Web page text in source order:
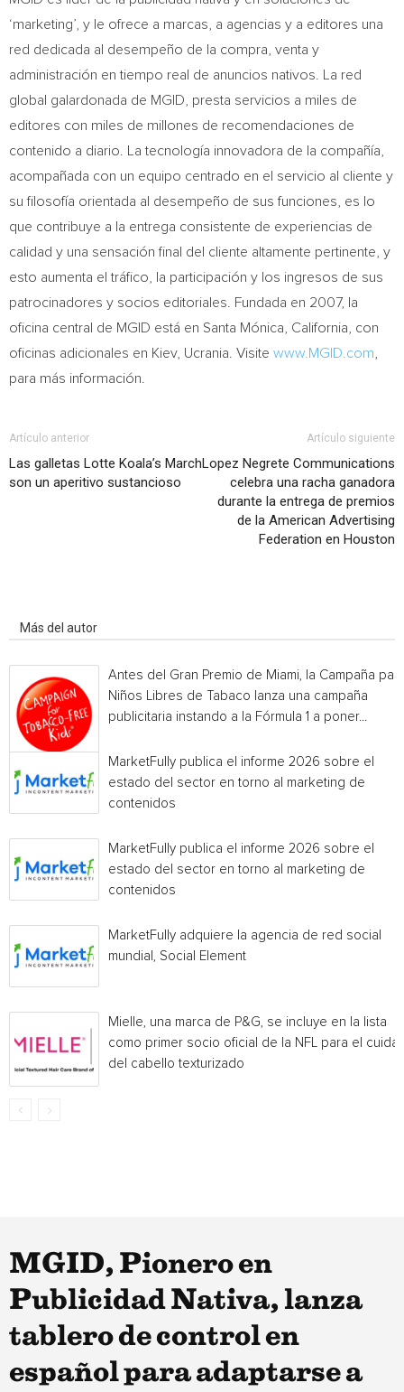
‘marketing’, y le ofrece a marcas, a agencias y a editores una
red dedicada al desempeño de la compra, venta y
administración en tiempo real de anuncios nativos. La red
global galardonada de MGID, presta servicios a miles de
editores con miles de millones de recomendaciones de
contenido a diario. La tecnología innovadora de la compañía,
acompañada con un equipo centrado en el servicio al cliente y
su filosofía orientada al desempeño de sus funciones, es lo
que contribuye a la entrega consistente de experiencias de
calidad y una sensación final del cliente altamente pertinente, y
esto aumenta el tráfico, la participación y los ingresos de sus
patrocinadores y socios editoriales. Fundada en 2007, la
oficina central de MGID está en Santa Mónica, California , con
oficinas adicionales en Kiev, Ucrania. Visite www.MGID.com
para más información.
Artículo anterior
Las galletas Lotte Koala’s March
son un aperitivo sustancioso
Artículo siguiente
Lopez Negrete Communications
celebra una racha ganadora
durante la entrega de premios
de la American Advertising
Federation en Houston
Más del autor
Antes del Gran Premio de Miami, la Campaña
Niños Libres de Tabaco lanza una campaña
publicitaria instando a la Fórmula 1 a poner...
MarketFully publica el informe 2026 sobre el
estado del sector en torno al marketing de
contenidos
MarketFully publica el informe 2026 sobre el
estado del sector en torno al marketing de
contenidos
MarketFully adquiere la agencia de red social
mundial, Social Element
Mielle, una marca de P&G, se incluye en la lista
como primer socio oficial de la NFL para el
del cabello texturizado
MGID, Pionero en
Publicidad Nativa, lanza
tablero de control en
español para adaptarse a